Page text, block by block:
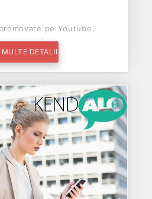
pe Youtube.
MULTE DETALII